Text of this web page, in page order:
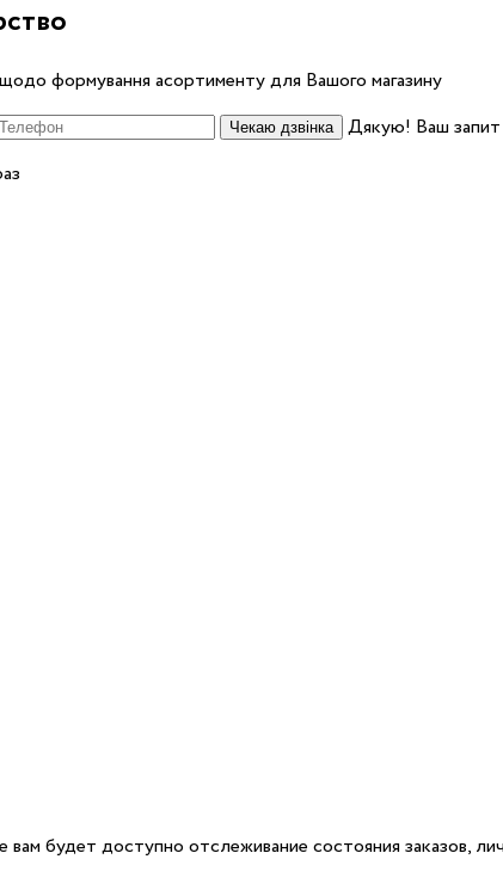
формування асортименту для Вашого магазину
Чекаю дзвінка
Дякую! Ваш запит
вам будет доступно отслеживание состояния заказов,